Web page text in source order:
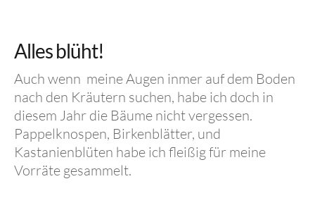
Alles blüht!
Auch wenn meine Augen inmer auf dem Boden
nach den Kräutern suchen, habe ich doch in
diesem Jahr die Bäume nicht vergessen.
Pappelknospen, Birkenblätter, und
Kastanienblüten habe ich fleißig für meine
Vorräte gesammelt.